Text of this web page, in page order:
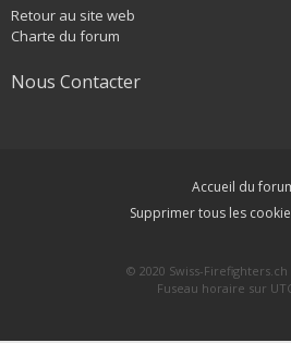
Retour au site web
Charte du forum
Nous Contacter
Accueil du
Supprimer tous les
© 2020 Swiss-Firefighters.ch
Fuseau horaire sur